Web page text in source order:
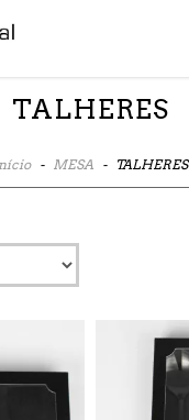
TALHERES
- MESA - TALHERES